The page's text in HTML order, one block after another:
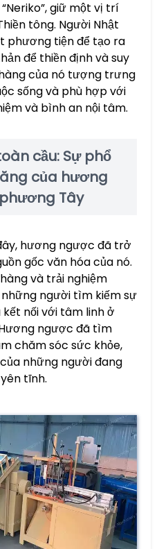
giữ một vị trí
tông. Người Nhật
phương tiện để tạo ra
để thiền định và suy
của nó tượng trưng
sống và phù hợp với
và bình an nội tâm.
cầu: Sự phổ
của hương
Tây
hương ngược đã trở
gốc văn hóa của nó.
và trải nghiệm
người tìm kiếm sự
nối với tâm linh ở
ngược đã tìm
chăm sóc sức khỏe,
những người đang
tĩnh.